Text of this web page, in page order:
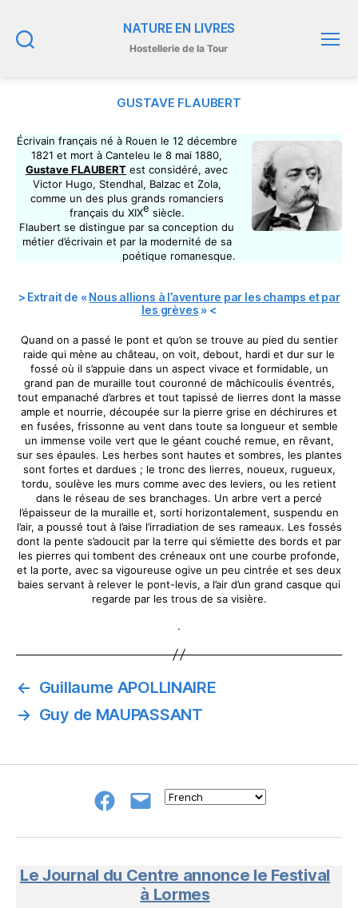
NATURE EN LIVRES
Hostellerie de la Tour
GUSTAVE FLAUBERT
Écrivain français né à Rouen le 12 décembre
1821 et mort à Canteleu le 8 mai 1880,
Gustave FLAUBERT est considéré, avec
Victor Hugo, Stendhal, Balzac et Zola,
comme un des plus grands romanciers
français du XIXe siècle.
Flaubert se distingue par sa conception du
métier d’écrivain et par la modernité de sa
poétique romanesque.
> Extrait de «Nous allions à l’aventure par les champs et par
les grèves » <
Quand on a passé le pont et qu’on se trouve au pied du sentier
raide qui mène au château, on voit, debout, hardi et dur sur le
fossé où il s’appuie dans un aspect vivace et formidable, un
grand pan de muraille tout couronné de mâchicoulis éventrés,
tout empanaché d’arbres et tout tapissé de lierres dont la masse
ample et nourrie, découpée sur la pierre grise en déchirures et
en fusées, frissonne au vent dans toute sa longueur et semble
un immense voile vert que le géant couché remue, en rêvant,
sur ses épaules. Les herbes sont hautes et sombres, les plantes
sont fortes et dardues ; le tronc des lierres, noueux, rugueux,
tordu, soulève les murs comme avec des leviers, ou les retient
dans le réseau de ses branchages. Un arbre vert a percé
l’épaisseur de la muraille et, sorti horizontalement, suspendu en
l’air, a poussé tout à l’aise l’irradiation de ses rameaux. Les fossés
dont la pente s’adoucit par la terre qui s’émiette des bords et par
les pierres qui tombent des créneaux ont une courbe profonde,
et la porte, avec sa vigoureuse ogive un peu cintrée et ses deux
baies servant à relever le pont-levis, a l’air d’un grand casque qui
regarde par les trous de sa visière.
.
← Guillaume APOLLINAIRE
→ Guy de MAUPASSANT
Groupe
NeL
E-
à
Livres
Le Journal du Centre annonce le Festival
à Lormes